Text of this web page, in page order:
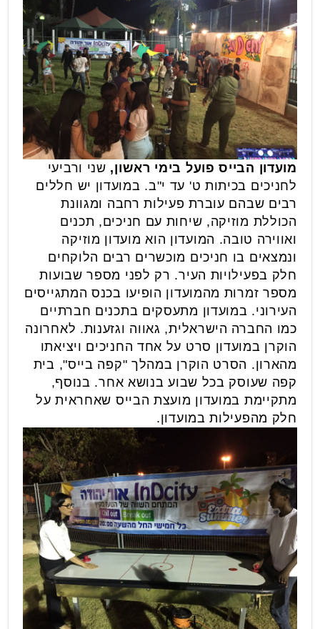
מועדון הבייס פועל בימי ראשון, שני ורביעי
לחניכים בכיתות ט' עד י"ב. במועדון יש חללים
רבים שבהם עוברת פעילות רחבה ומגוונת
הכוללת מוזיקה, שיחות עם חניכים, תכנים
ואווירה טובה. המועדון הוא מועדון מוזיקה
ונמצאים בו חניכים מוכשרים רבים הלוקחים
חלק בפעילויות העיר. רק לפני מספר שבועות
מספר זמרות מהמועדון הופיעו בכנס המתגייסים
העירוני. במועדון מתעסקים בתכנים חברתיים
כמו החברה הישראלית, גאווה וגזענות. לאחרונה
הוקרן במועדון סרט על אחד החניכים ויציאתו
מהארון. הסרט הוקרן במהלך "קפה בייס", בית
קפה שעוסק בכל שבוע בנושא אחר. בנוסף,
מתקיימת במועדון מועצת הבייס שאחראית על
חלק מהפעילות במועדון.